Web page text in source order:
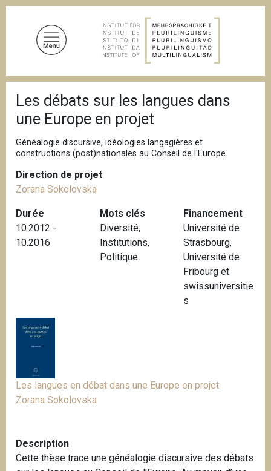
i
l
d
A
r
a
n
e
Les débats sur les langues dans
une Europe en projet
Généalogie discursive, idéologies langagières et
constructions (post)nationales au Conseil de l'Europe
Direction de projet
Zorana Sokolovska
Durée
10.2012 -
10.2016
Mots clés
Diversité,
Institutions,
Politique
Financement
Université de
Strasbourg,
Université de
Fribourg et
swissuniversitie
s
Les langues en débat dans une Europe en projet
Zorana Sokolovska
Description
Cette thèse trace une généalogie discursive des débats